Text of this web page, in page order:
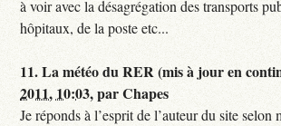
à voir avec la désagrégation des transports
hôpitaux, de la poste etc...
11.La météo du RER (mis à jour en
2011, 10:03,parChapes
Je réponds à l’esprit de l’auteur du site selon